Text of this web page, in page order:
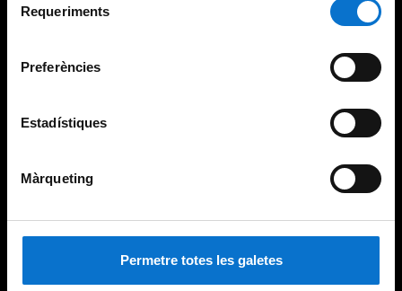
consultar laPolítica de galetes del lloc web de la
Requeriments
Preferències
Estadístiques
Màrqueting
Permetre totes les galetes